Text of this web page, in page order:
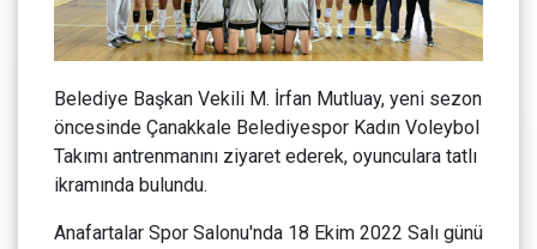
Belediye Başkan Vekili M. İrfan Mutluay, yeni sezon
öncesinde Çanakkale Belediyespor Kadın Voleybol
Takımı antrenmanını ziyaret ederek, oyunculara tatlı
ikramında bulundu.
Anafartalar Spor Salonu'nda 18 Ekim 2022 Salı günü